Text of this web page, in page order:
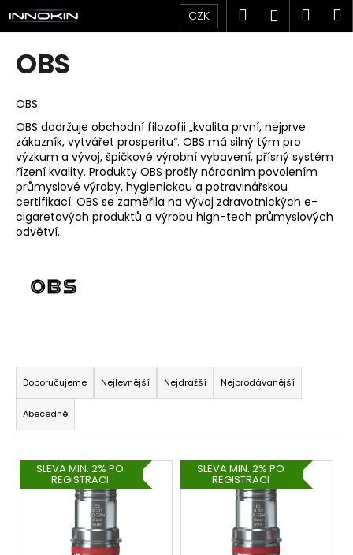
Přejít
na
obsah
CZK Hledat
OBS
OBS
OBS dodržuje obchodní filozofii „kvalita první, nejprve
zákazník, vytvářet prosperitu“. OBS má silný tým pro
výzkum a vývoj, špičkové výrobní vybavení, přísný systém
řízení kvality. Produkty OBS prošly národním povolením
průmyslové výroby, hygienickou a potravinářskou
certifikací. OBS se zaměřila na vývoj zdravotnických e-
cigaretových produktů a výrobu high-tech průmyslových
odvětví.
Ř
a
z
e
n
í
p
Doporučujeme Nejlevnější Nejdražší Nejprodávanější
Abecedně
V
ý
SLEVA MIN. 2% PO
REGISTRACI
SLEVA MIN. 2% PO
REGISTRACI
K
o
o
p
o
t
ř
e
b
a
j
t
?